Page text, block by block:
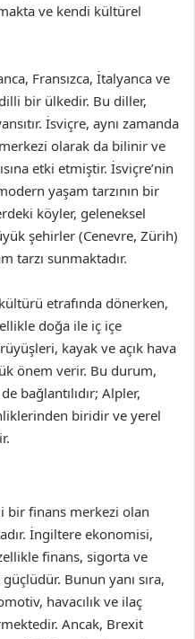
ve kendi kültürel
Fransızca, İtalyanca ve
bir ülkedir. Bu diller,
İsviçre, aynı zamanda
olarak da bilinir ve
etki etmiştir. İsviçre’nin
yaşam tarzının bir
köyler, geleneksel
şehirler (Cenevre, Zürih)
tarzı sunmaktadır.
etrafında dönerken,
doğa ile iç içe
kayak ve açık hava
önem verir. Bu durum,
bağlantılıdır; Alpler,
biridir ve yerel
bir finans merkezi olan
İngiltere ekonomisi,
finans, sigorta ve
Bunun yanı sıra,
havacılık ve ilaç
Ancak, Brexit